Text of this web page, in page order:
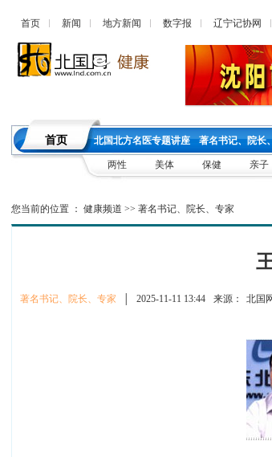
首页 新闻 地方新闻 数字报 辽宁记协网
首页 北国北方名医专题讲座 著名书记、院长
两性 美体 保健 亲子
您当前的位置 ： 健康频道 >> 著名书记、院长、专家
著名书记、院长、专家 2025-11-11 13:44 来源： 北国